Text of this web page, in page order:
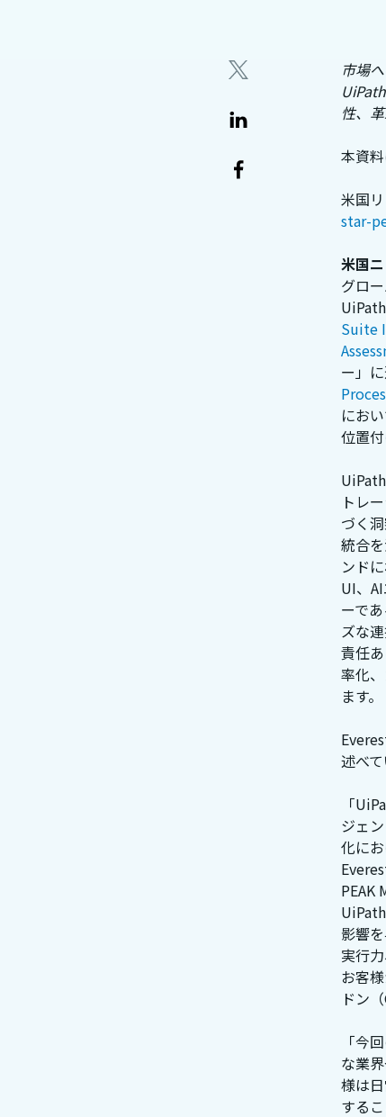
市場
性、
本資
米国
star-
米国
グロ
Suite
ー」
にお
位置付
トレ
づく
統合
ンド
UI、
ーで
ズな
責任
率化
ます。
述べて
「
ジェ
化に
PEAK
影響
実行
お客
ドン
「今
な業
様は
する